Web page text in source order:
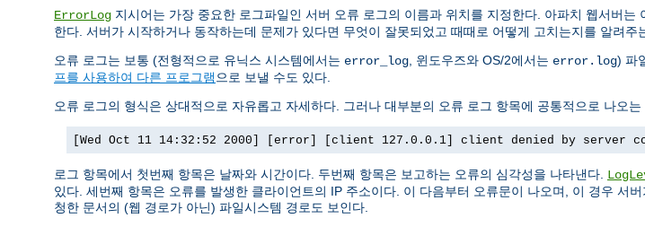
ErrorLog 지시어는 가장 중요한 로그파일인 서버 오류 로그의 이름과 위치를 지정한다. 아파치 웹서버
한다. 서버가 시작하거나 동작하는데 문제가 있다면 무엇이 잘못되었고 때때로 어떻게 고치는지를 알려주
오류 로그는 보통 (전형적으로 유닉스 시스템에서는 error_log , 윈도우즈와 OS/2에서는 error.log) 파
프를 사용하여 다른 프로그램 으로 보낼 수도 있다.
오류 로그의 형식은 상대적으로 자유롭고 자세하다. 그러나 대부분의 오류 로그 항목에 공통적으로 나오
[Wed Oct 11 14:32:52 2000] [error] [client 127.0.0.1] client denied by server
로그 항목에서 첫번째 항목은 날짜와 시간이다. 두번째 항목은 보고하는 오류의 심각성을 나타낸다.
있다. 세번째 항목은 오류를 발생한 클라이언트의 IP 주소이다. 이 다음부터 오류문이 나오며, 이 경우 서
청한 문서의 (웹 경로가 아닌) 파일시스템 경로도 보인다.